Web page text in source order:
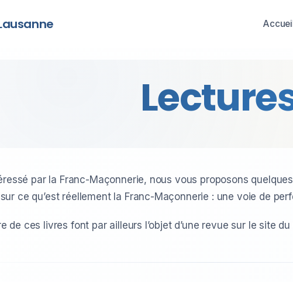
par la Franc-Maçonnerie, nous vous proposons
ce qu’est réellement la Franc-Maçonnerie : une voie de
de ces livres font par ailleurs l’objet d’une revue sur le site du